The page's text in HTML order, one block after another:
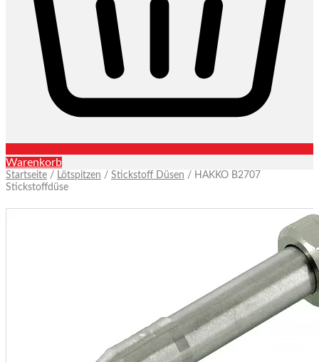
Warenkorb
Startseite / Lötspitzen / Stickstoff Düsen / HAKKO B2707
Stickstoffdüse